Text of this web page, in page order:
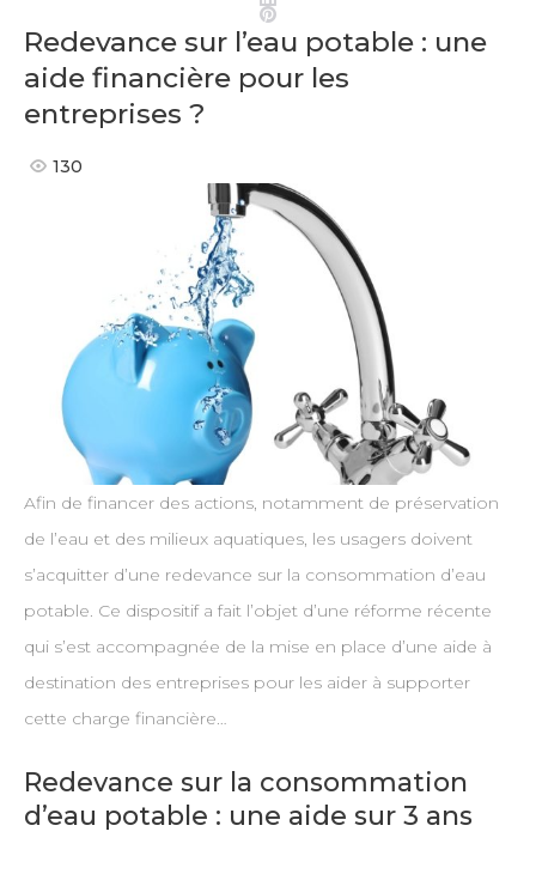
Pinterest
Redevance sur l’eau potable : une
aide financière pour les
entreprises ?
130
Afin de financer des actions, notamment de préservation
de l’eau et des milieux aquatiques, les usagers doivent
s’acquitter d’une redevance sur la consommation d’eau
potable. Ce dispositif a fait l’objet d’une réforme récente
qui s’est accompagnée de la mise en place d’une aide à
destination des entreprises pour les aider à supporter
cette charge financière…
Redevance sur la consommation
d’eau potable : une aide sur 3 ans